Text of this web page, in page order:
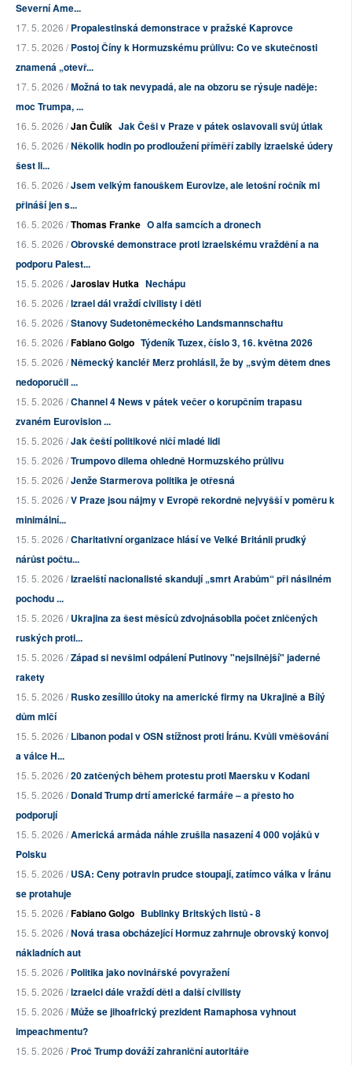
Severní Ame...
17. 5. 2026 /Propalestinská demonstrace v pražské Kaprovce
17. 5. 2026 /Postoj Číny k Hormuzskému průlivu: Co ve skutečnosti
znamená „otevř...
17. 5. 2026 /Možná to tak nevypadá, ale na obzoru se rýsuje naděje:
moc Trumpa, ...
16. 5. 2026 /Jan Čulík Jak Češi v Praze v pátek oslavovali svůj útlak
16. 5. 2026 /Několik hodin po prodloužení příměří zabily izraelské údery
šest li...
16. 5. 2026 /Jsem velkým fanouškem Eurovize, ale letošní ročník mi
přináší jen s...
16. 5. 2026 /Thomas Franke O alfa samcích a dronech
16. 5. 2026 /Obrovské demonstrace proti izraelskému vraždění a na
podporu Palest...
15. 5. 2026 /Jaroslav Hutka Nechápu
16. 5. 2026 /Izrael dál vraždí civilisty i děti
16. 5. 2026 /Stanovy Sudetoněmeckého Landsmannschaftu
16. 5. 2026 /Fabiano Golgo Týdeník Tuzex, číslo 3, 16. května 2026
15. 5. 2026 /Německý kancléř Merz prohlásil, že by „svým dětem dnes
nedoporučil ...
15. 5. 2026 /Channel 4 News v pátek večer o korupčním trapasu
zvaném Eurovision ...
15. 5. 2026 /Jak čeští politikové ničí mladé lidi
15. 5. 2026 /Trumpovo dilema ohledně Hormuzského průlivu
15. 5. 2026 /Jenže Starmerova politika je otřesná
15. 5. 2026 /V Praze jsou nájmy v Evropě rekordně nejvyšší v poměru k
minimální...
15. 5. 2026 /Charitativní organizace hlásí ve Velké Británii prudký
nárůst počtu...
15. 5. 2026 /Izraelští nacionalisté skandují „smrt Arabům“ při násilném
pochodu ...
15. 5. 2026 /Ukrajina za šest měsíců zdvojnásobila počet zničených
ruských proti...
15. 5. 2026 /Západ si nevšiml odpálení Putinovy "nejsilnější" jaderné
rakety
15. 5. 2026 /Rusko zesílilo útoky na americké firmy na Ukrajině a Bílý
dům mlčí
15. 5. 2026 /Libanon podal v OSN stížnost proti Íránu. Kvůli vměšování
a válce H...
15. 5. 2026 /20 zatčených během protestu proti Maersku v Kodani
15. 5. 2026 /Donald Trump drtí americké farmáře – a přesto ho
podporují
15. 5. 2026 /Americká armáda náhle zrušila nasazení 4 000 vojáků v
Polsku
15. 5. 2026 /USA: Ceny potravin prudce stoupají, zatímco válka v Íránu
se protahuje
15. 5. 2026 /Fabiano Golgo Bublinky Britských listů - 8
15. 5. 2026 /Nová trasa obcházející Hormuz zahrnuje obrovský konvoj
nákladních aut
15. 5. 2026 /Politika jako novinářské povyražení
15. 5. 2026 /Izraelci dále vraždí děti a další civilisty
15. 5. 2026 /Může se jihoafrický prezident Ramaphosa vyhnout
impeachmentu?
15. 5. 2026 /Proč Trump dováží zahraniční autoritáře